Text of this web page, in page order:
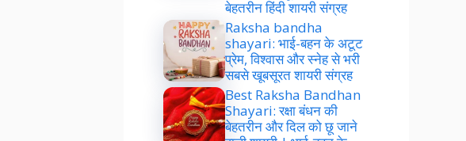
बेहतरीन हिंदी शायरी संग्रह
Raksha bandha
shayari: भाई-बहन के अटूट
प्रेम, विश्वास और स्नेह से भरी
सबसे खूबसूरत शायरी संग्रह
Best Raksha Bandhan
Shayari: रक्षा बंधन की
बेहतरीन और दिल को छू जाने